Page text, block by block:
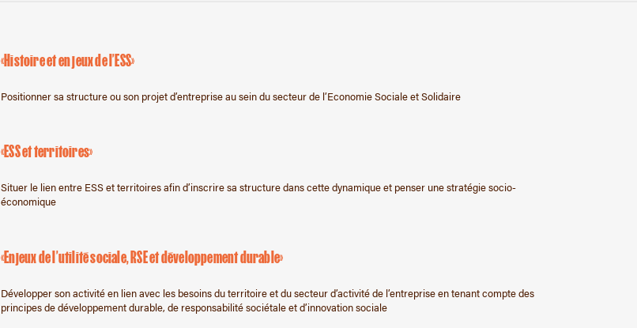
«Histoire et en jeux de l’ESS»
Positionner sa structure ou son projet d’entreprise au sein du secteur de l’Economie Sociale et Solidaire
«ESS et territoires»
Situer le lien entre ESS et territoires afin d’inscrire sa structure dans cette dynamique et penser une stratégie socio-
économique
«Enjeux de l’utilité sociale, RSE et développement durable»
Développer son activité en lien avec les besoins du territoire et du secteur d’activité de l’entreprise en tenant compte des
principes de développement durable, de responsabilité sociétale et d’innovation sociale